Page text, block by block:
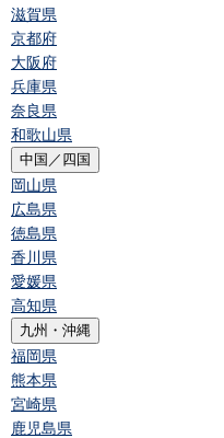
滋賀県
京都府
大阪府
兵庫県
奈良県
和歌山県
中国／四国
岡山県
広島県
徳島県
香川県
愛媛県
高知県
九州・沖縄
福岡県
熊本県
宮崎県
鹿児島県